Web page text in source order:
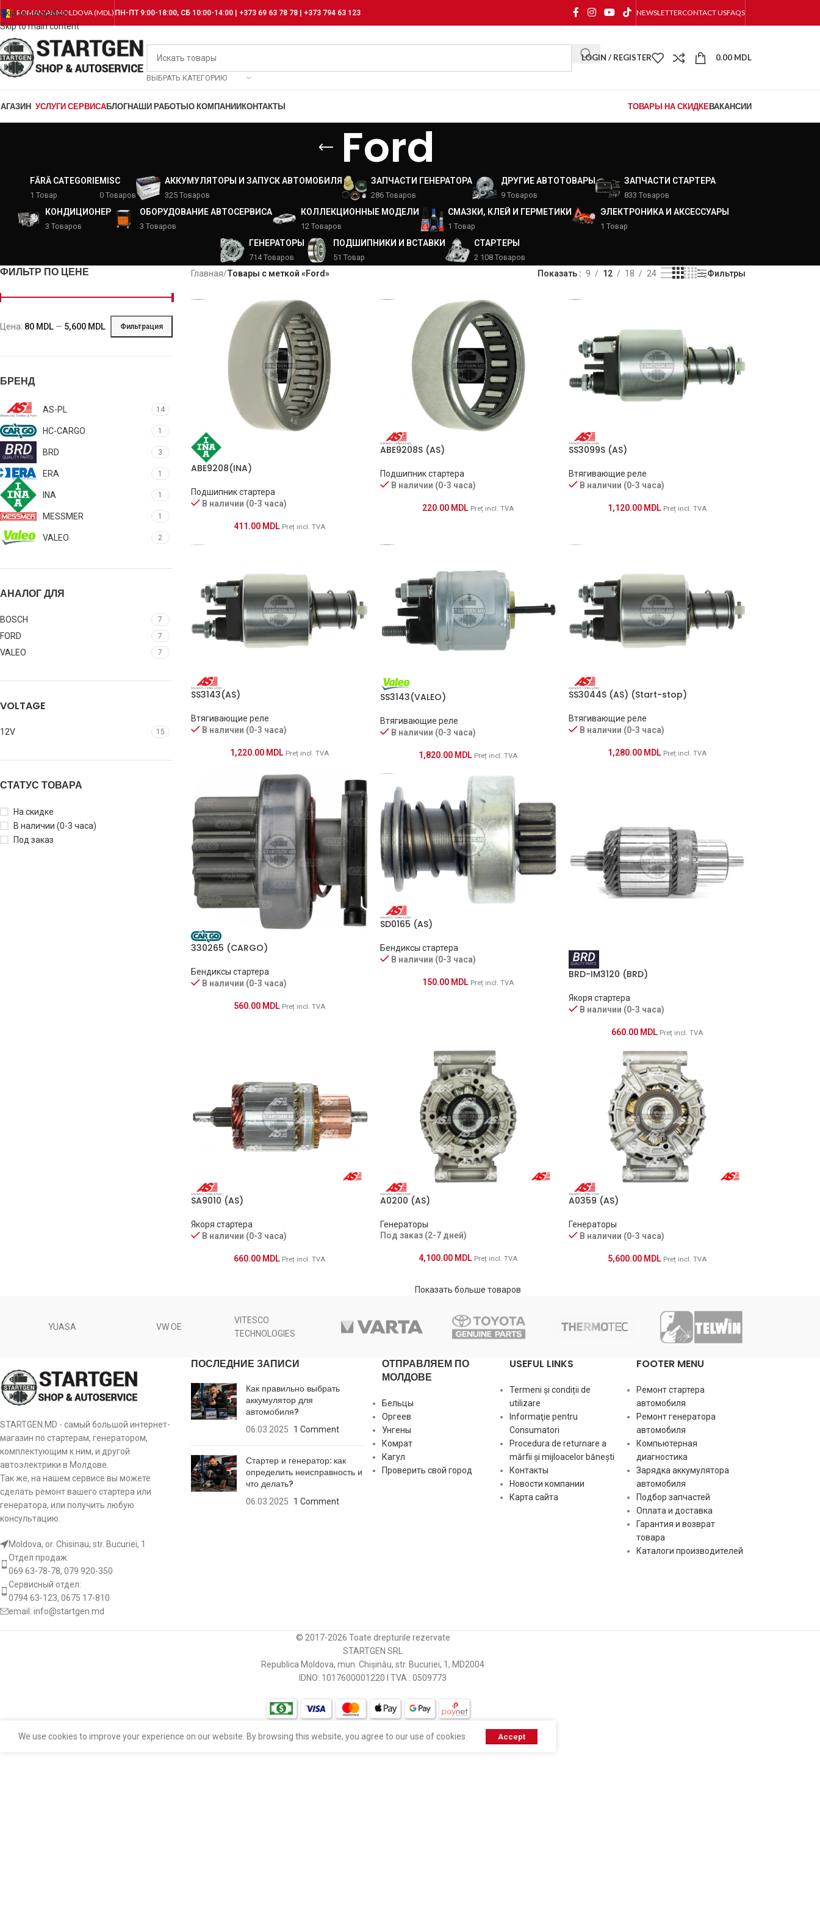
Skip to navigation
Skip to main content
ROMANIANMOLDOVA (MDL) ПН-ПТ 9:00-18:00, СБ 10:00-14:00 | +373 69 63 78 78 | +373 794 63 123 NEWSLETTERCONTACT USFAQS
ВЫБРАТЬ КАТЕГОРИЮ
LOGIN / REGISTER 0.00 MDL
УСЛУГИ СЕРВИСАБЛОГНАШИ РАБОТЫО КОМПАНИИКОНТАКТЫ ТОВАРЫ НА СКИДКЕВАКАНСИИ
Ford
FĂRĂ CATEGORIE
1 Товар
MISC
0 Товаров
АККУМУЛЯТОРЫ И ЗАПУСК АВТОМОБИЛЯ
325 Товаров
ЗАПЧАСТИ ГЕНЕРАТОРА
286 Товаров
ДРУГИЕ АВТОТОВАРЫ
9 Товаров
ЗАПЧАСТИ СТАРТЕРА
833 Товаров
КОНДИЦИОНЕР
3 Товаров
ОБОРУДОВАНИЕ АВТОСЕРВИСА
3 Товаров
КОЛЛЕКЦИОННЫЕ МОДЕЛИ
12 Товаров
СМАЗКИ, КЛЕЙ И ГЕРМЕТИКИ
1 Товар
ЭЛЕКТРОНИКА И АКСЕССУАРЫ
1 Товар
ГЕНЕРАТОРЫ
714 Товаров
ПОДШИПНИКИ И ВСТАВКИ
51 Товар
СТАРТЕРЫ
2 108 Товаров
ФИЛЬТР ПО ЦЕНЕ
Фильтрация
Цена: 80 MDL — 5,600 MDL
БРЕНД
AS-PL 14
HC-CARGO 1
BRD 3
ERA 1
INA 1
MESSMER 1
VALEO 2
АНАЛОГ ДЛЯ
BOSCH 7
FORD 7
VALEO 7
VOLTAGE
12V 15
СТАТУС ТОВАРА
На скидке
В наличии (0-3 часа)
Под заказ
Главная/Товары с меткой «Ford» Показать 9 12 18 24 Фильтры
ABE9208(INA)
Подшипник стартера
В наличии (0-3 часа)
411.00 MDL Preț incl. TVA
ABE9208S (AS)
Подшипник стартера
В наличии (0-3 часа)
220.00 MDL Preț incl. TVA
SS3099S (AS)
Втягивающие реле
В наличии (0-3 часа)
1,120.00 MDL Preț incl. TVA
SS3143(AS)
Втягивающие реле
В наличии (0-3 часа)
1,220.00 MDL Preț incl. TVA
SS3143(VALEO)
Втягивающие реле
В наличии (0-3 часа)
1,820.00 MDL Preț incl. TVA
SS3044S (AS) (Start-stop)
Втягивающие реле
В наличии (0-3 часа)
1,280.00 MDL Preț incl. TVA
330265 (CARGO)
Бендиксы стартера
В наличии (0-3 часа)
560.00 MDL Preț incl. TVA
SD0165 (AS)
Бендиксы стартера
В наличии (0-3 часа)
150.00 MDL Preț incl. TVA
BRD-IM3120 (BRD)
Якоря стартера
В наличии (0-3 часа)
660.00 MDL Preț incl. TVA
SA9010 (AS)
Якоря стартера
В наличии (0-3 часа)
660.00 MDL Preț incl. TVA
A0200 (AS)
Генераторы
Под заказ (2-7 дней)
4,100.00 MDL Preț incl. TVA
A0359 (AS)
Генераторы
В наличии (0-3 часа)
5,600.00 MDL Preț incl. TVA
Показать больше товаров
YUASA VW OE
VITESCO
TECHNOLOGIES
STARTGEN.MD - самый большой интернет-
магазин по стартерам, генератором,
комплектующим к ним, и другой
автоэлектрики в Молдове.
Так же, на нашем сервисе вы можете
сделать ремонт вашего стартера или
генератора, или получить любую
консультацию.
Moldova, or. Chisinau, str. Bucuriei, 1
Отдел продаж:
069 63-78-78, 079 920-350
Сервисный отдел:
0794 63-123, 0675 17-810
email: info@startgen.md
ПОСЛЕДНИЕ ЗАПИСИ
Как правильно выбрать
аккумулятор для
автомобиля?
06.03.2025 1 Comment
Стартер и генератор: как
определить неисправность и
что делать?
06.03.2025 1 Comment
ОТПРАВЛЯЕМ ПО
МОЛДОВЕ
Бельцы
Оргеев
Унгены
Комрат
Кагул
Проверить свой город
USEFUL LINKS
Termeni și condiții de
utilizare
Informaţie pentru
Consumatori
Procedura de returnare a
mărfii și mijloacelor bănești
Контакты
Новости компании
Карта сайта
FOOTER MENU
Ремонт стартера
автомобиля
Ремонт генератора
автомобиля
Компьютерная
диагностика
Зарядка аккумулятора
автомобиля
Подбор запчастей
Оплата и доставка
Гарантия и возврат
товара
Каталоги производителей
© 2017-2026 Toate drepturile rezervate
STARTGEN SRL
Republica Moldova, mun. Chișinău, str. Bucuriei, 1, MD2004
IDNO: 1017600001220 I TVA : 0509773
We use cookies to improve your experience on our website. By browsing this website, you agree to our use of cookies. Accept